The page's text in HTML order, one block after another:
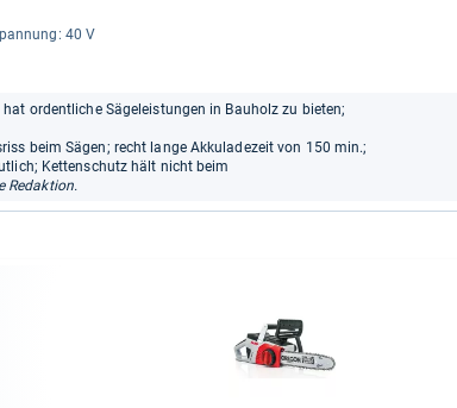
40 V
ordentliche Sägeleistungen in Bauholz zu bieten;
beim Sägen; recht lange Akkuladezeit von 150 min.;
Kettenschutz hält nicht beim
Redaktion.